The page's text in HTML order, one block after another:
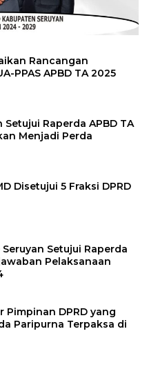
Rancangan
PPAS APBD TA 2025
Setujui Raperda APBD TA
Menjadi Perda
Disetujui 5 Fraksi DPRD
Seruyan Setujui Raperda
Pelaksanaan
Pimpinan DPRD yang
Paripurna Terpaksa di